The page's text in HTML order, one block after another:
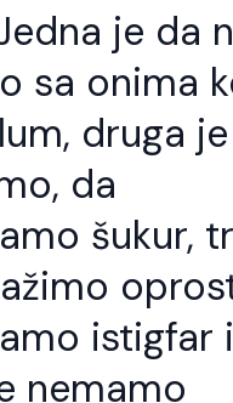
je da
sa onima
druga
da
šukur,
istigfar i
nemamo